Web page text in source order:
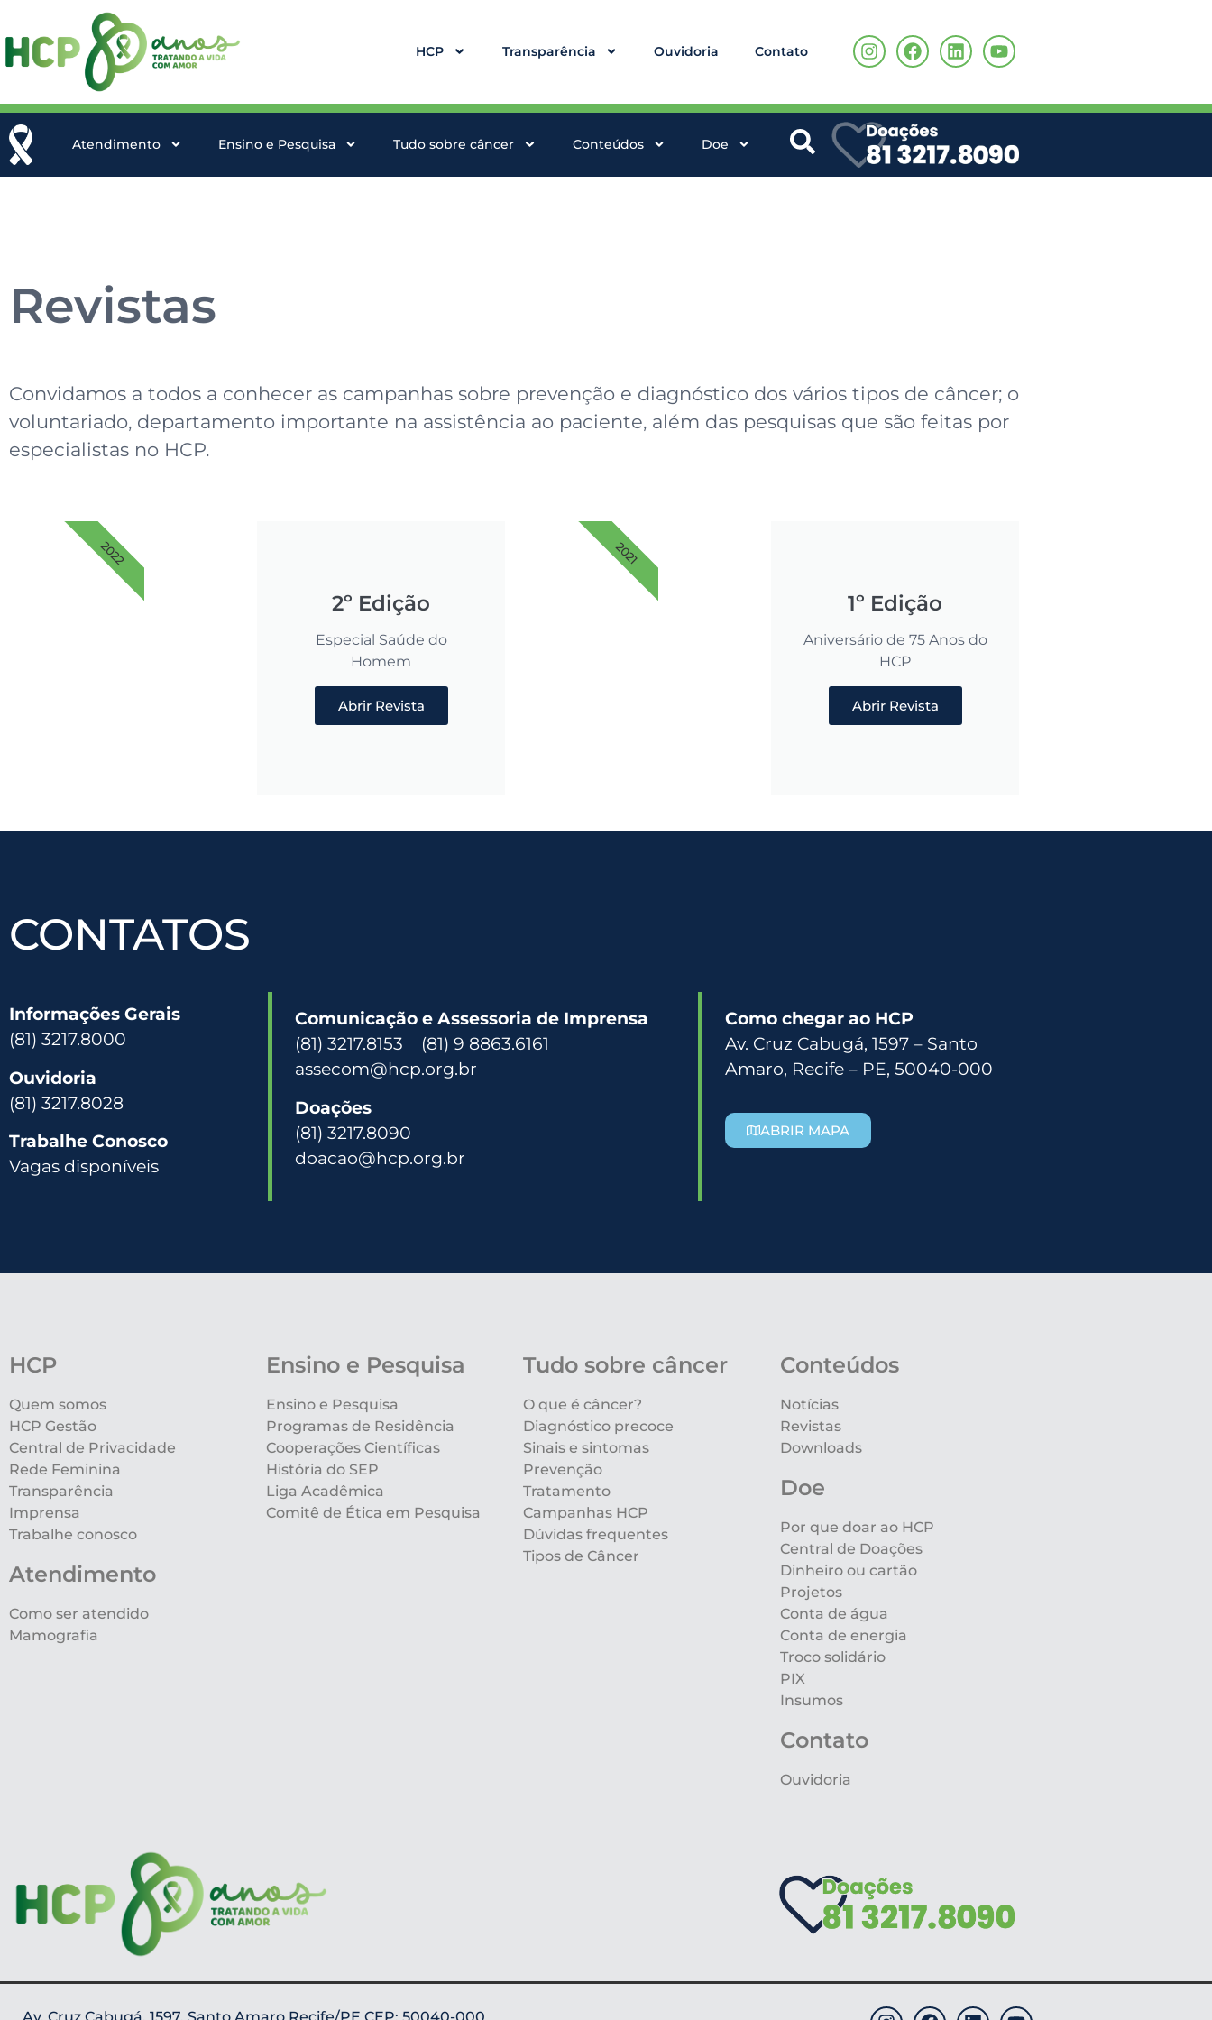
HCP Transparência Ouvidoria Contato
Atendimento Ensino e Pesquisa Tudo sobre câncer Conteúdos Doe
Revistas
Convidamos a todos a conhecer as campanhas sobre prevenção e diagnóstico dos vários tipos de câncer; o
voluntariado, departamento importante na assistência ao paciente, além das pesquisas que são feitas por
especialistas no HCP.
2º Edição
Especial Saúde do
Homem
Abrir Revista
2022
1º Edição
Aniversário de 75 Anos do
HCP
Abrir Revista
2021
CONTATOS
Informações Gerais
(81) 3217.8000
Ouvidoria
(81) 3217.8028
Trabalhe Conosco
Vagas disponíveis
Comunicação e Assessoria de Imprensa
(81) 3217.8153 (81) 9 8863.6161
assecom@hcp.org.br
Doações
(81) 3217.8090
doacao@hcp.org.br
Como chegar ao HCP
Av. Cruz Cabugá, 1597 – Santo
Amaro, Recife – PE, 50040-000
ABRIR MAPA
HCP
Quem somos
HCP Gestão
Central de Privacidade
Rede Feminina
Transparência
Imprensa
Trabalhe conosco
Atendimento
Como ser atendido
Mamografia
Ensino e Pesquisa
Ensino e Pesquisa
Programas de Residência
Cooperações Científicas
História do SEP
Liga Acadêmica
Comitê de Ética em Pesquisa
Tudo sobre câncer
O que é câncer?
Diagnóstico precoce
Sinais e sintomas
Prevenção
Tratamento
Campanhas HCP
Dúvidas frequentes
Tipos de Câncer
Conteúdos
Notícias
Revistas
Downloads
Doe
Por que doar ao HCP
Central de Doações
Dinheiro ou cartão
Projetos
Conta de água
Conta de energia
Troco solidário
PIX
Insumos
Contato
Ouvidoria